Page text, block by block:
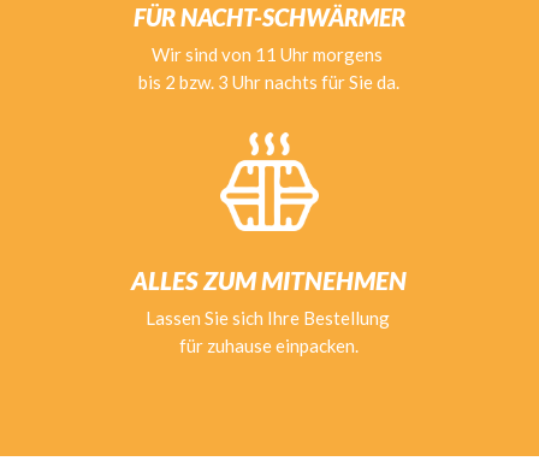
FÜR NACHT-SCHWÄRMER
Wir sind von 11 Uhr morgens
bis 2 bzw. 3 Uhr nachts für Sie da.
ALLES ZUM MITNEHMEN
Lassen Sie sich Ihre Bestellung
für zuhause einpacken.